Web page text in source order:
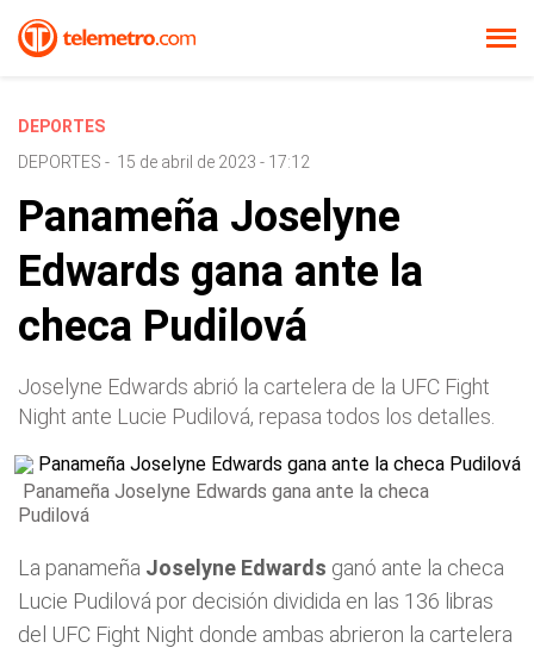
DEPORTES
DEPORTES - 15 de abril de 2023 - 17:12
Panameña Joselyne
Edwards gana ante la
checa Pudilová
Joselyne Edwards abrió la cartelera de la UFC Fight
Night ante Lucie Pudilová, repasa todos los detalles.
Panameña Joselyne Edwards gana ante la checa
Pudilová
La panameña Joselyne Edwards ganó ante la checa
Lucie Pudilová por decisión dividida en las 136 libras
del UFC Fight Night donde ambas abrieron la cartelera